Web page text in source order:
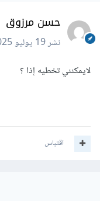
حسن مرزوق
نشر19 يوليو 2025
لايمكنني تخطيه إذا ؟
اقتباس